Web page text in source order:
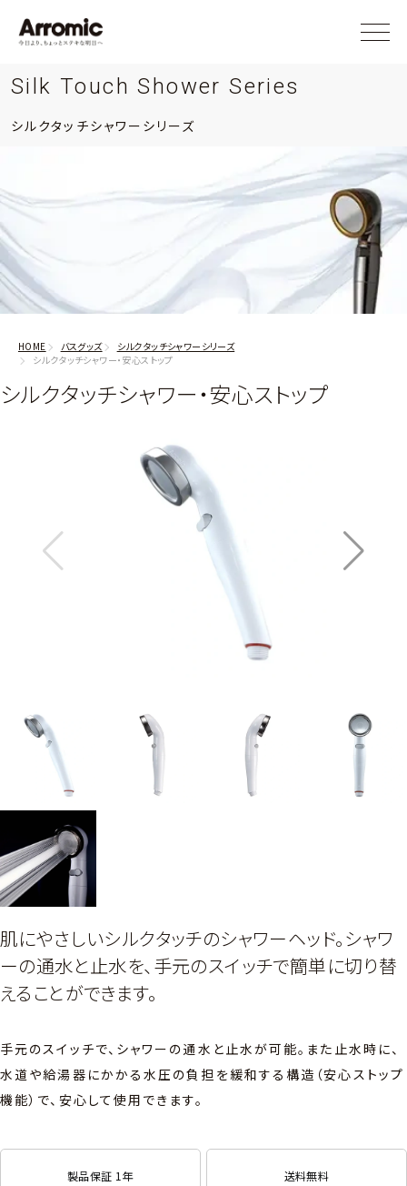
Silk Touch Shower Series
シルクタッチシャワーシリーズ
HOME バスグッズ
シルクタッチシャワーシリーズ
シルクタッチシャワー・安心ストップ
シルクタッチシャワー・安心ストップ
肌にやさしいシルクタッチのシャワーヘッド。シャワ
ーの通水と止水を、手元のスイッチで簡単に切り替
えることができます。
手元のスイッチで、シャワーの通水と止水が可能。また止水時に、
水道や給湯器にかかる水圧の負担を緩和する構造（安心ストップ
機能）で、安心して使用できます。
製品保証 1年 送料無料